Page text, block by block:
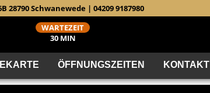
28790 Schwanewede | 04209 9187980
WARTEZEIT
30 MIN
ÖFFNUNGSZEITEN KONTAKT